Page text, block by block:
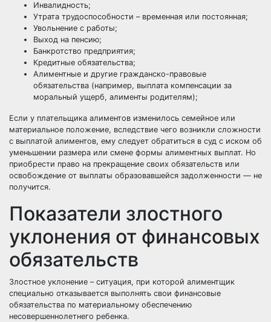
Инвалидность;
Утрата трудоспособности – временная или постоянная;
Увольнение с работы;
Выход на пенсию;
Банкротство предприятия;
Кредитные обязательства;
Алиментные и другие гражданско-правовые
обязательства (например, выплата компенсации за
моральный ущерб, алименты родителям);
Если у плательщика алиментов изменилось семейное или
материальное положение, вследствие чего возникли сложности
с выплатой алиментов, ему следует обратиться в суд с иском об
уменьшении размера или смене формы алиментных выплат. Но
приобрести право на прекращение своих обязательств или
освобождение от выплаты образовавшейся задолженности — не
получится.
Показатели злостного
уклонения от финансовых
обязательств
Злостное уклонение – ситуация, при которой алиментщик
специально отказывается выполнять свои финансовые
обязательства по материальному обеспечению
несовершеннолетнего ребенка.